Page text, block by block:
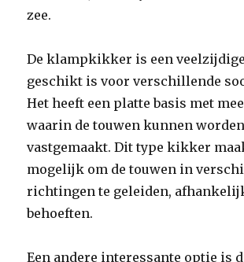
zee.
De klampkikker is een
geschikt is voor verschillende
Het heeft een platte basis met
waarin de touwen kunnen worden
vastgemaakt. Dit type kikker
mogelijk om de touwen in
richtingen te geleiden,
behoeften.
Een andere interessante optie is